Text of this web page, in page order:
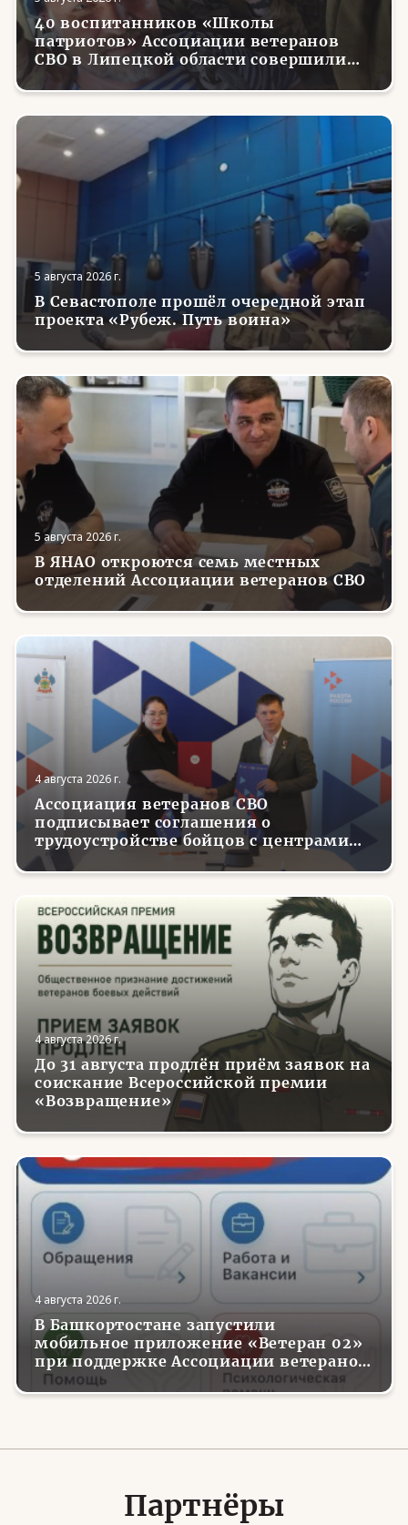
40 воспитанников «Школы
патриотов» Ассоциации ветеранов
СВО в Липецкой области совершили
первые парашютные прыжки
5 августа 2026 г.
В Севастополе прошёл очередной этап
проекта «Рубеж. Путь воина»
5 августа 2026 г.
В ЯНАО откроются семь местных
отделений Ассоциации ветеранов СВО
4 августа 2026 г.
Ассоциация ветеранов СВО
подписывает соглашения о
трудоустройстве бойцов с центрами
занятости в регионах России
4 августа 2026 г.
До 31 августа продлён приём заявок на
соискание Всероссийской премии
«Возвращение»
4 августа 2026 г.
В Башкортостане запустили
мобильное приложение «Ветеран 02»
при поддержке Ассоциации ветеранов
СВО
Партнёры